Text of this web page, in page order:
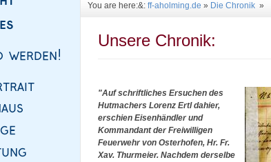
You are here:&: ff-aholming.de » Die Chronik »
Unsere Chronik:
"Auf schriftliches Ersuchen des
Hutmachers Lorenz Ertl dahier,
erschien Eisenhändler und
Kommandant der Freiwilligen
Feuerwehr von Osterhofen, Hr. Fr.
Xav. Thurmeier. Nachdem derselbe